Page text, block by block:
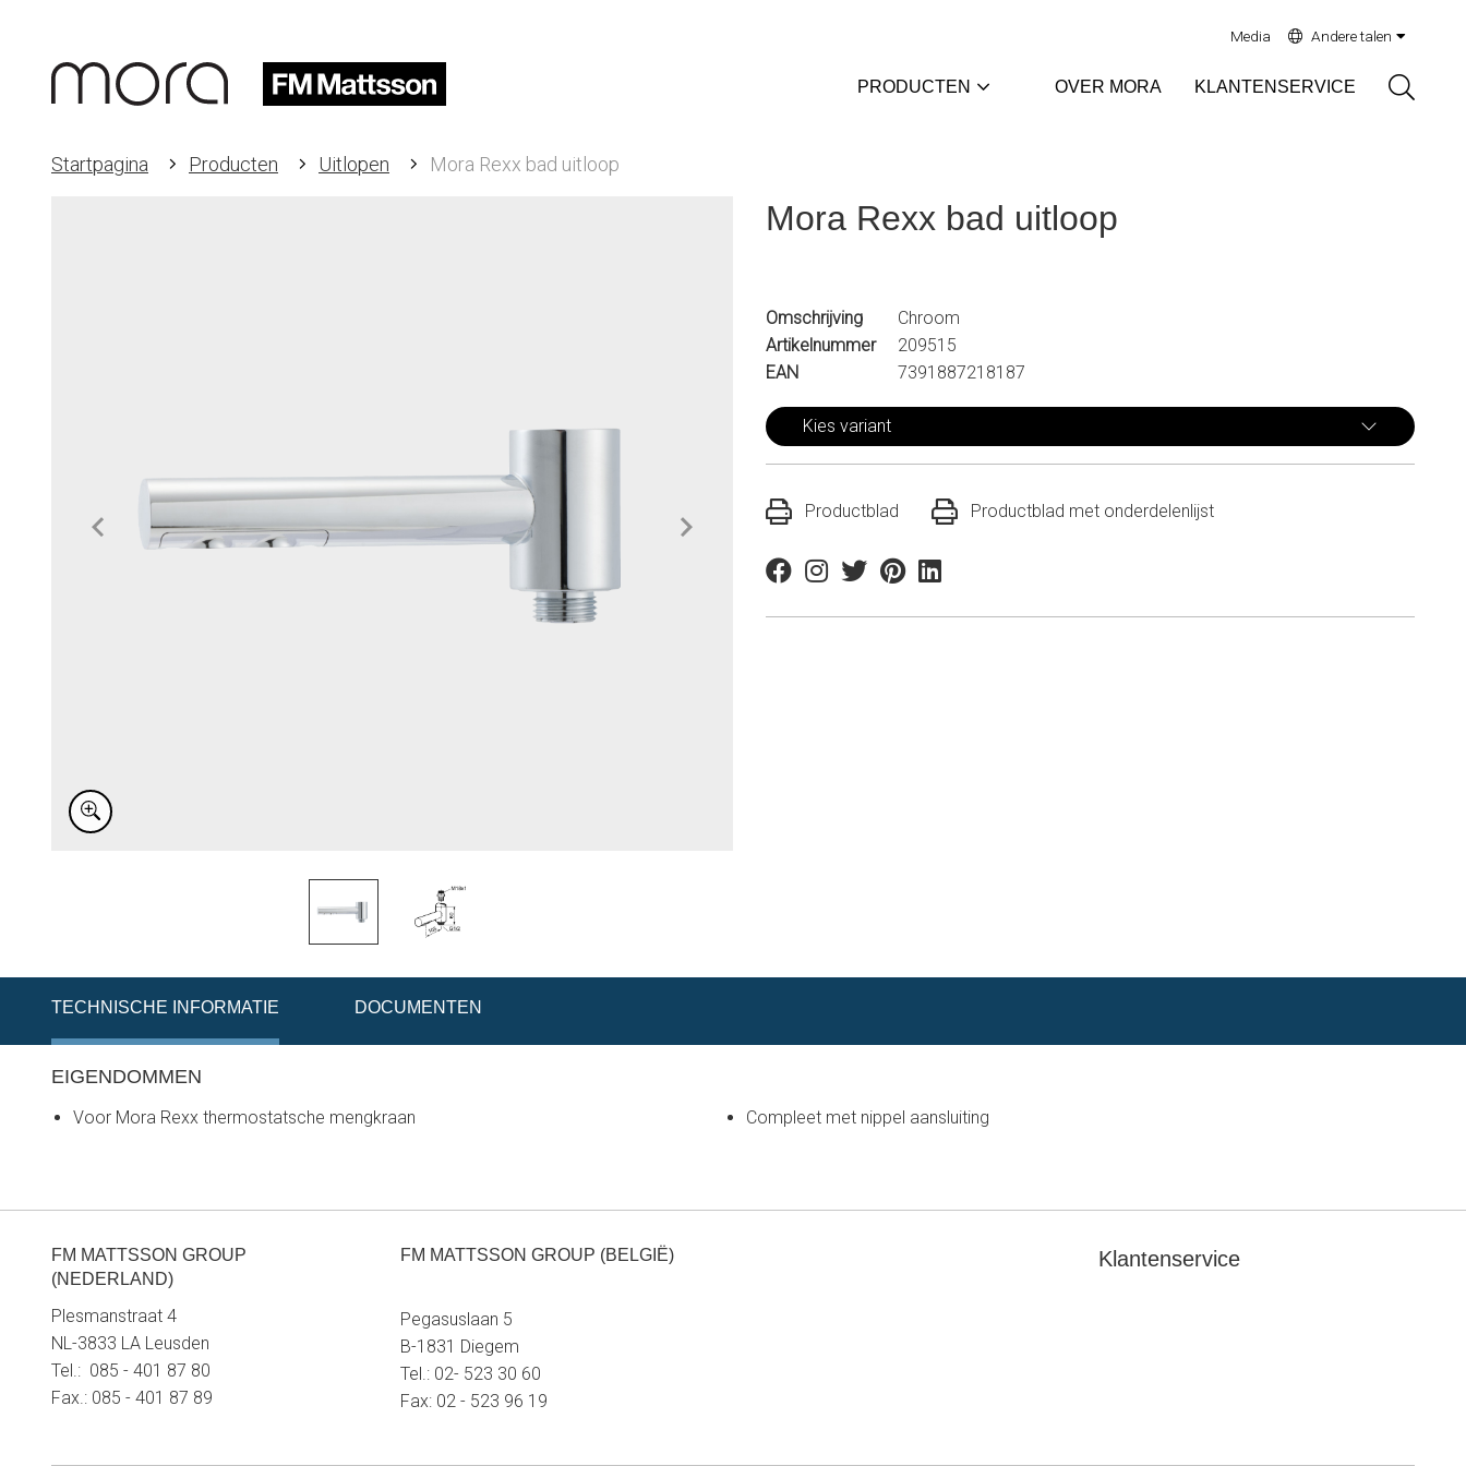
Media Andere talen
PRODUCTEN OVER MORA KLANTENSERVICE
Startpagina Producten Uitlopen Mora Rexx bad uitloop
Mora Rexx bad uitloop
Omschrijving
Chroom
Artikelnummer
209515
EAN
7391887218187
Kies variant
Productblad Productblad met onderdelenlijst
FacebookInstagram
TwitterPinterestLinkedin
TECHNISCHE INFORMATIE DOCUMENTEN
EIGENDOMMEN
Voor Mora Rexx thermostatsche mengkraan Compleet met nippel aansluiting
FM MATTSSON GROUP
(NEDERLAND)
Plesmanstraat 4
NL-3833 LA Leusden
Tel.: 085 - 401 87 80
Fax.: 085 - 401 87 89
FM MATTSSON GROUP (BELGIË)
Pegasuslaan 5
B-1831 Diegem
Tel.: 02- 523 30 60
Fax: 02 - 523 96 19
Klantenservice